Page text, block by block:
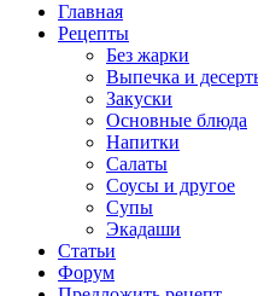
Главная
Рецепты
Без жарки
Выпечка и
Закуски
Основные блюда
Напитки
Салаты
Соусы и другое
Супы
Экадаши
Статьи
Форум